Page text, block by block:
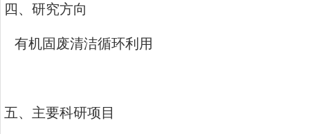
四、研究方向
有机固废清洁循环利用
五、主要科研项目